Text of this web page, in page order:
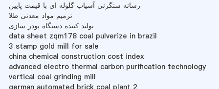
رسانه سنگزنی آسیاب گلوله ای با قیمت پایین
ترمیم مواد معدنی طلا
تولید کننده دستگاه پودر سازی
data sheet zqm178 coal pulverize in brazil
3 stamp gold mill for sale
china chemical construction cost index
advanced electro thermal carbon purification technology
vertical coal grinding mill
german automated brick coal plant 2